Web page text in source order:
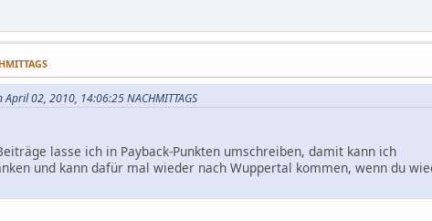
02, 2010, 14:06:25 NACHMITTAGS
lasse ich in Payback-Punkten umschreiben, damit kann ich
und kann dafür mal wieder nach Wuppertal kommen, wenn du